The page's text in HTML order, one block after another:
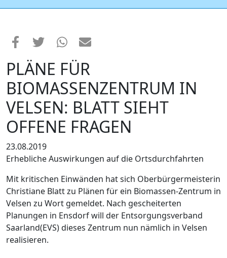
PLÄNE FÜR
BIOMASSENZENTRUM IN
VELSEN: BLATT SIEHT
OFFENE FRAGEN
23.08.2019
Erhebliche Auswirkungen auf die Ortsdurchfahrten
Mit kritischen Einwänden hat sich Oberbürgermeisterin
Christiane Blatt zu Plänen für ein Biomassen-Zentrum in
Velsen zu Wort gemeldet. Nach gescheiterten
Planungen in Ensdorf will der Entsorgungsverband
Saarland(EVS) dieses Zentrum nun nämlich in Velsen
realisieren.